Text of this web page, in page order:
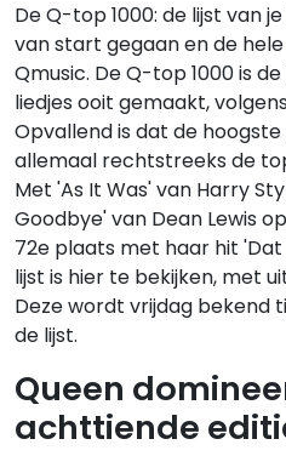
De Q-top 1000: de lijst van
van start gegaan en de
Qmusic. De Q-top 1000 is
liedjes ooit gemaakt,
Opvallend is dat de
allemaal rechtstreeks de
Met 'As It Was' van Harry
Goodbye' van Dean Lewis
72e plaats met haar hit 'Dat
lijst is hier te bekijken, met
Deze wordt vrijdag bekend
de lijst.
Queen
achttiende